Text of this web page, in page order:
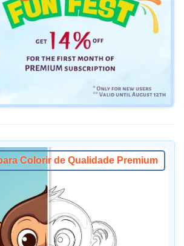
Colorir de Qualidade Premium